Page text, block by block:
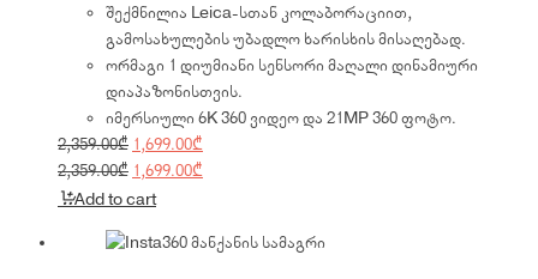
შექმნილია Leica-სთან კოლაბორაციით,
გამოსახულების უბადლო ხარისხის მისაღებად.
ორმაგი 1 დიუმიანი სენსორი მაღალი დინამიური
დიაპაზონისთვის.
იმერსიული 6K 360 ვიდეო და 21MP 360 ფოტო.
2,359.00₾ Original
price
was:
1,699.00₾Current
price
2,359.00₾ Original
price
2,359.00₾.
1,699.00₾Current
1,699.00₾.
Add to cart